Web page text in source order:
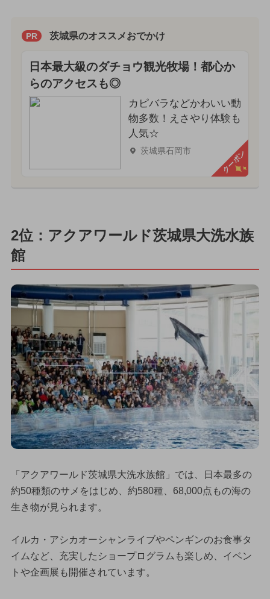
PR 茨城県のオススメおでかけ
日本最大級のダチョウ観光牧場！都心か
らのアクセスも◎
カピバラなどかわいい動
物多数！えさやり体験も
人気☆
茨城県石岡市 クーポン
2位：アクアワールド茨城県大洗水族
館
「アクアワールド茨城県大洗水族館」では、日本最多の
約50種類のサメをはじめ、約580種、68,000点もの海の
生き物が見られます。
イルカ・アシカオーシャンライブやペンギンのお食事タ
イムなど、充実したショープログラムも楽しめ、イベン
トや企画展も開催されています。